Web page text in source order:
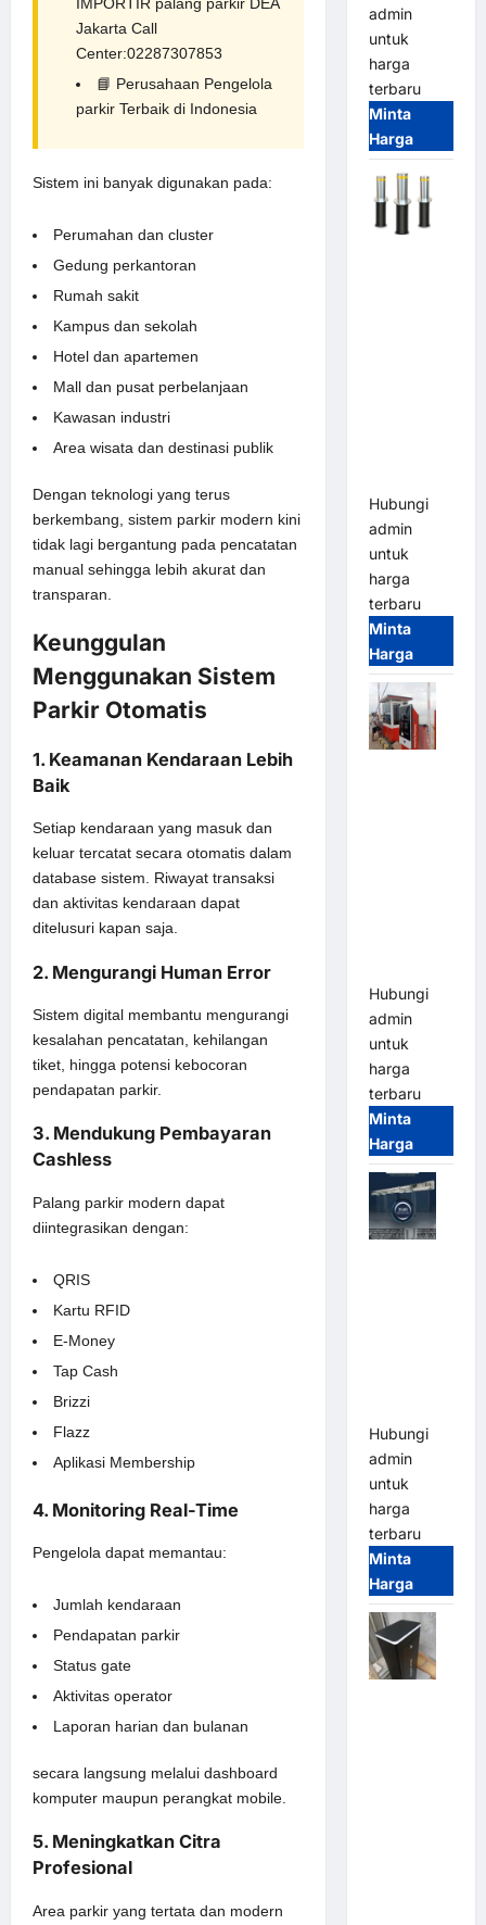
Jakarta Call
Center:02287307853
📘 Perusahaan Pengelola
parkir Terbaik di Indonesia
Sistem ini banyak digunakan pada:
Perumahan dan cluster
Gedung perkantoran
Rumah sakit
Kampus dan sekolah
Hotel dan apartemen
Mall dan pusat perbelanjaan
Kawasan industri
Area wisata dan destinasi publik
Dengan teknologi yang terus
berkembang, sistem parkir modern kini
tidak lagi bergantung pada pencatatan
manual sehingga lebih akurat dan
transparan.
Keunggulan
Menggunakan Sistem
Parkir Otomatis
1. Keamanan Kendaraan Lebih
Baik
Setiap kendaraan yang masuk dan
keluar tercatat secara otomatis dalam
database sistem. Riwayat transaksi
dan aktivitas kendaraan dapat
ditelusuri kapan saja.
2. Mengurangi Human Error
Sistem digital membantu mengurangi
kesalahan pencatatan, kehilangan
tiket, hingga potensi kebocoran
pendapatan parkir.
3. Mendukung Pembayaran
Cashless
Palang parkir modern dapat
diintegrasikan dengan:
QRIS
Kartu RFID
E-Money
Tap Cash
Brizzi
Flazz
Aplikasi Membership
4. Monitoring Real-Time
Pengelola dapat memantau:
Jumlah kendaraan
Pendapatan parkir
Status gate
Aktivitas operator
Laporan harian dan bulanan
secara langsung melalui dashboard
komputer maupun perangkat mobile.
5. Meningkatkan Citra
Profesional
Area parkir yang tertata dan modern
admin
untuk
harga
terbaru
Minta
Harga
Hubungi
admin
untuk
harga
terbaru
Minta
Harga
Hubungi
admin
untuk
harga
terbaru
Minta
Harga
Hubungi
admin
untuk
harga
terbaru
Minta
Harga